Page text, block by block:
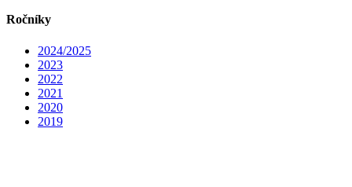
Ročníky
2024/2025
2023
2022
2021
2020
2019